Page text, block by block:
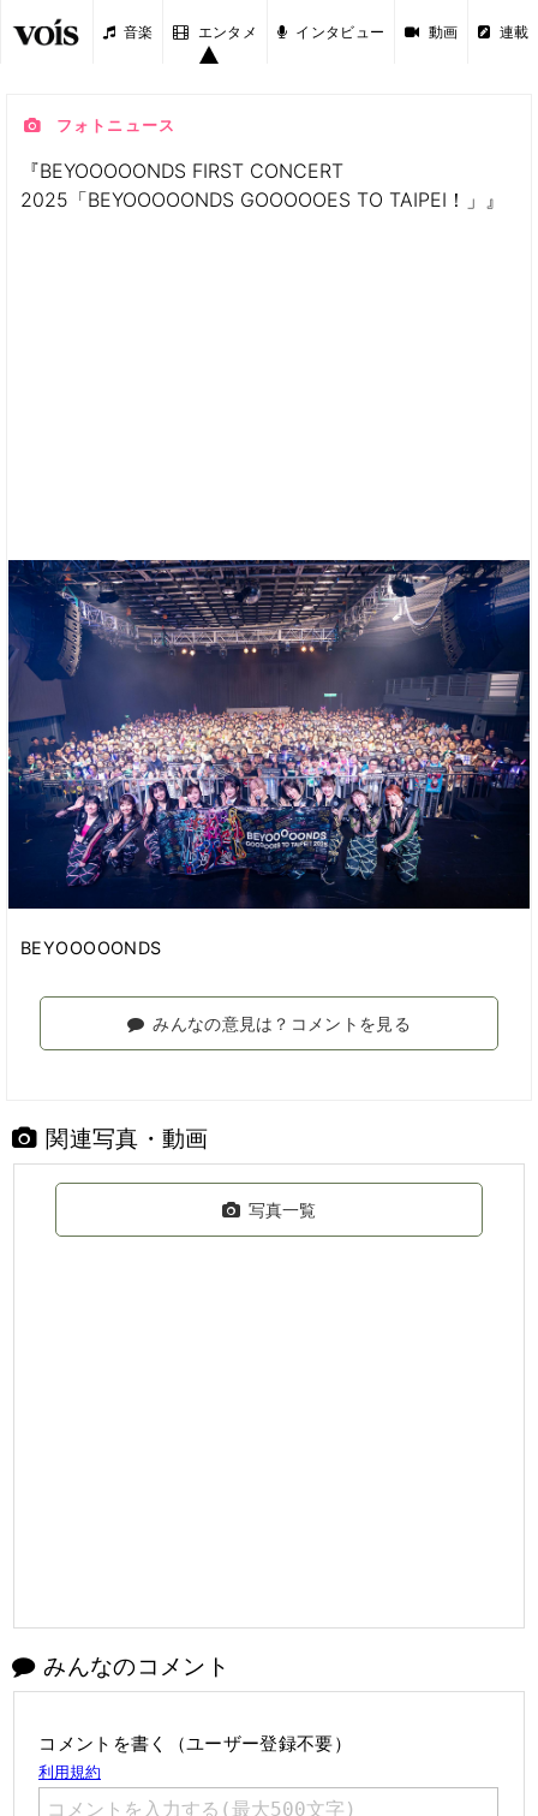
音楽 エンタメ インタビュー 動画 連載
フォトニュース
『BEYOOOOONDS FIRST CONCERT
2025「BEYOOOOONDS GOOOOOES TO TAIPEI！」』
BEYOOOOONDS
みんなの意見は？コメントを見る
関連写真・動画
写真一覧
みんなのコメント
コメントを書く（ユーザー登録不要）